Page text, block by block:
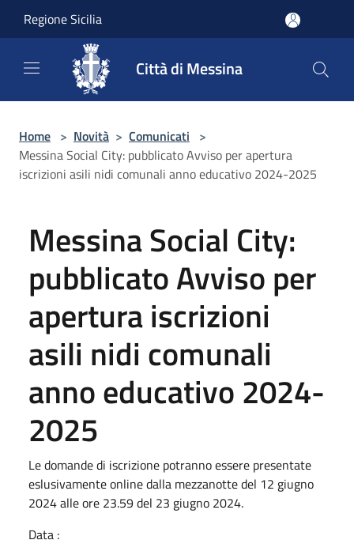
Regione Sicilia
Città di Messina
Home > Novità > Comunicati >
Messina Social City: pubblicato Avviso per apertura
iscrizioni asili nidi comunali anno educativo 2024-2025
Messina Social City:
pubblicato Avviso per
apertura iscrizioni
asili nidi comunali
anno educativo 2024-
2025
Le domande di iscrizione potranno essere presentate
eslusivamente online dalla mezzanotte del 12 giugno
2024 alle ore 23.59 del 23 giugno 2024.
Data :